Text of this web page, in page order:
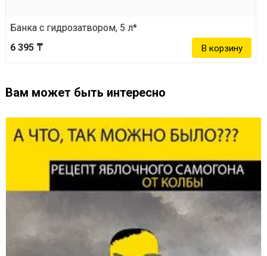
Банка с гидрозатвором, 5 л*
6 395 ₸
Вам может быть интересно